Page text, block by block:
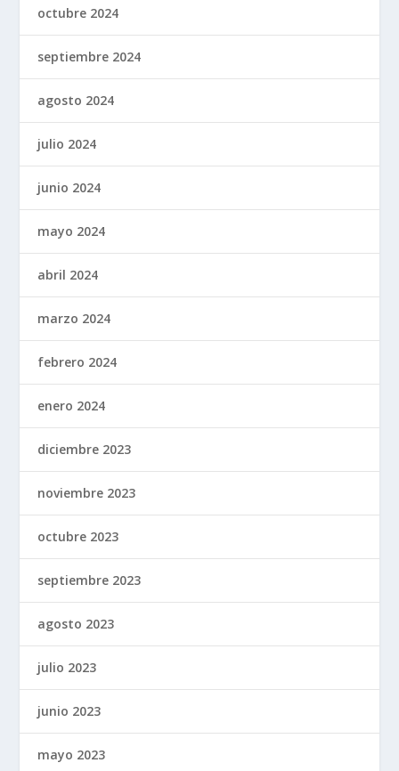
octubre 2024
septiembre 2024
agosto 2024
julio 2024
junio 2024
mayo 2024
abril 2024
marzo 2024
febrero 2024
enero 2024
diciembre 2023
noviembre 2023
octubre 2023
septiembre 2023
agosto 2023
julio 2023
junio 2023
mayo 2023